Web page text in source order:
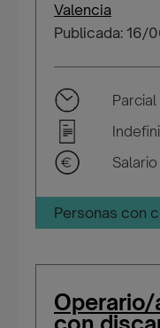
Valencia
Publicada: 16/
Personas con